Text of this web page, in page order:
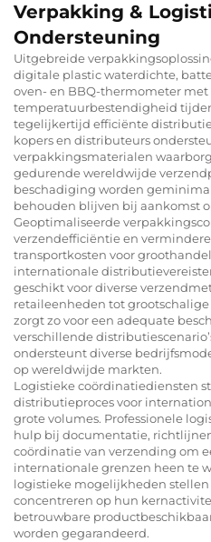
Verpakking &
Ondersteuning
Uitgebreide
digitale plastic waterdichte,
oven- en BBQ-thermometer met
temperatuurbestendigheid
tegelijkertijd efficiënte
kopers en distributeurs
verpakkingsmaterialen
gedurende wereldwijde
beschadiging worden
behouden blijven bij aankomst
Geoptimaliseerde
verzendefficiëntie en
transportkosten voor
internationale
geschikt voor diverse
retaileenheden tot
zorgt zo voor een adequate
verschillende
ondersteunt diverse
op wereldwijde markten.
Logistieke coördinatiediensten
distributieproces voor
grote volumes. Professionele
hulp bij documentatie,
coördinatie van verzending om
internationale grenzen heen te
logistieke mogelijkheden
concentreren op hun
betrouwbare
worden gegarandeerd.